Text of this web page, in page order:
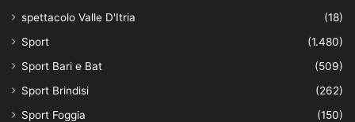
spettacolo Valle D'Itria
(18)
Sport
(1.480)
Sport Bari e Bat
(509)
Sport Brindisi
(262)
Sport Foggia
(150)